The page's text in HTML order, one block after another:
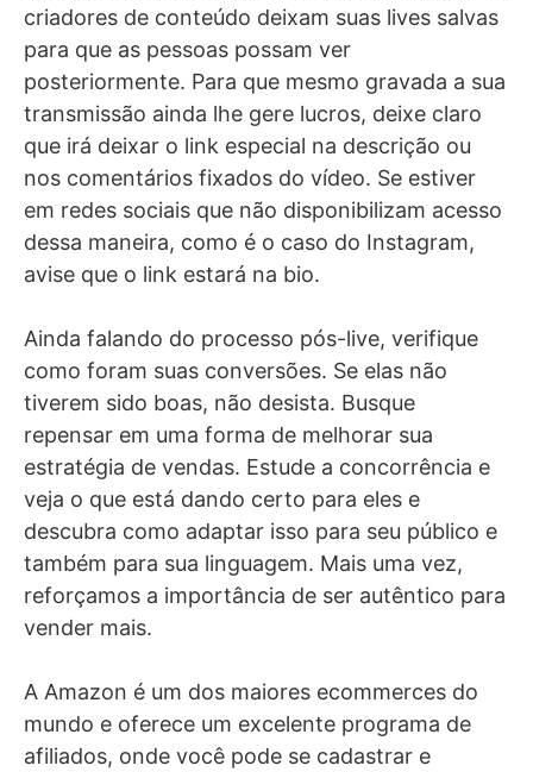
criadores de conteúdo deixam suas lives salvas
para que as pessoas possam ver
posteriormente. Para que mesmo gravada a sua
transmissão ainda lhe gere lucros, deixe claro
que irá deixar o link especial na descrição ou
nos comentários fixados do vídeo. Se estiver
em redes sociais que não disponibilizam acesso
dessa maneira, como é o caso do Instagram,
avise que o link estará na bio.
Ainda falando do processo pós-live, verifique
como foram suas conversões. Se elas não
tiverem sido boas, não desista. Busque
repensar em uma forma de melhorar sua
estratégia de vendas. Estude a concorrência e
veja o que está dando certo para eles e
descubra como adaptar isso para seu público e
também para sua linguagem. Mais uma vez,
reforçamos a importância de ser autêntico para
vender mais.
A Amazon é um dos maiores ecommerces do
mundo e oferece um excelente programa de
afiliados, onde você pode se cadastrar e